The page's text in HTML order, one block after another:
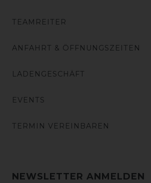
TEAMREITER
ANFAHRT & ÖFFNUNGSZEITEN
LADENGESCHÄFT
EVENTS
TERMIN VEREINBAREN
NEWSLETTER ANMELDEN